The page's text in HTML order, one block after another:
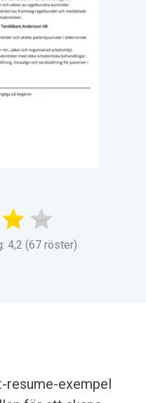
4,2 (67 röster)
exempel